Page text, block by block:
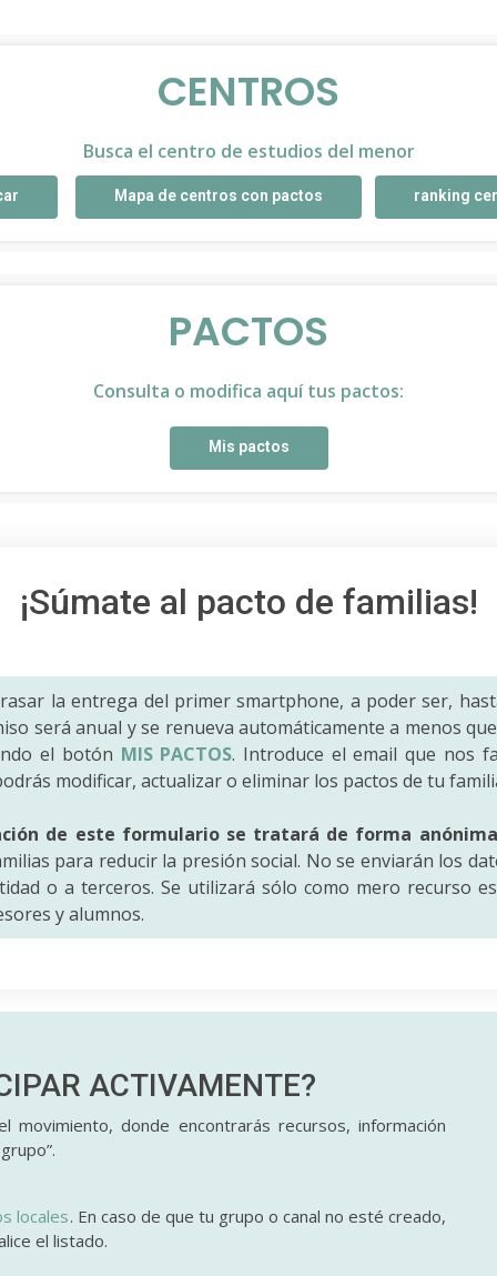
CENTROS
Busca el centro de estudios del menor
Mapa de centros con pactos ranking
PACTOS
Consulta o modifica aquí tus pactos:
Mis pactos
¡Súmate al pacto de familias!
la entrega del primer smartphone, a poder ser,
será anual y se renueva automáticamente a menos
el botón MIS PACTOS. Introduce el email que nos
modificar, actualizar o eliminar los pactos de tu
de este formulario se tratará de forma anónima
para reducir la presión social. No se enviarán los
o a terceros. Se utilizará sólo como mero recurso
y alumnos.
ACTIVAMENTE?
donde encontrarás recursos, información
locales. En caso de que tu grupo o canal no esté creado,
el listado.